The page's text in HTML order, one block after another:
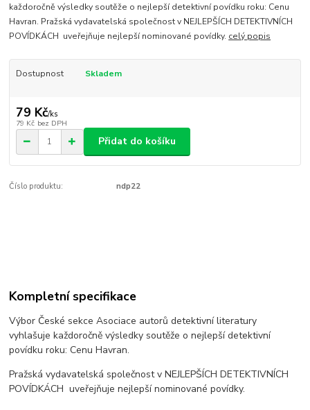
každoročně výsledky soutěže o nejlepší detektivní povídku roku: Cenu
Havran. Pražská vydavatelská společnost v NEJLEPŠÍCH DETEKTIVNÍCH
POVÍDKÁCH uveřejňuje nejlepší nominované povídky. celý popis
Dostupnost Skladem
79 Kč/ks
79 Kč bez DPH
Přidat do košíku
Číslo produktu: ndp22
Kompletní specifikace
Výbor České sekce Asociace autorů detektivní literatury
vyhlašuje každoročně výsledky soutěže o nejlepší detektivní
povídku roku: Cenu Havran.
Pražská vydavatelská společnost v NEJLEPŠÍCH DETEKTIVNÍCH
POVÍDKÁCH uveřejňuje nejlepší nominované povídky.